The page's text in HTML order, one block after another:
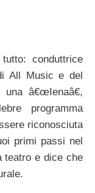
conduttrice
All Music e del
â€œIenaâ€,
programma
riconosciuta
primi passi nel
teatro e dice che